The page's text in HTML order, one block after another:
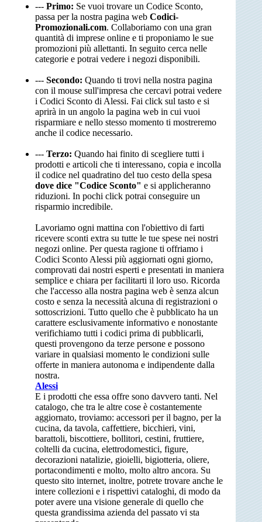
--- Primo: Se vuoi trovare un Codice Sconto,
passa per la nostra pagina web Codici-
Promozionali.com. Collaboriamo con una gran
quantità di imprese online e ti proponiamo le sue
promozioni più allettanti. In seguito cerca nelle
categorie e potrai vedere i negozi disponibili.
--- Secondo: Quando ti trovi nella nostra pagina
con il mouse sull'impresa che cercavi potrai vedere
i Codici Sconto di Alessi. Fai click sul tasto e si
aprirà in un angolo la pagina web in cui vuoi
risparmiare e nello stesso momento ti mostreremo
anche il codice necessario.
--- Terzo: Quando hai finito di scegliere tutti i
prodotti e articoli che ti interessano, copia e incolla
il codice nel quadratino del tuo cesto della spesa
dove dice "Codice Sconto" e si applicheranno
riduzioni. In pochi click potrai conseguire un
risparmio incredibile.
Lavoriamo ogni mattina con l'obiettivo di farti
ricevere sconti extra su tutte le tue spese nei nostri
negozi online. Per questa ragione ti offriamo i
Codici Sconto Alessi più aggiornati ogni giorno,
comprovati dai nostri esperti e presentati in maniera
semplice e chiara per facilitarti il loro uso. Ricorda
che l'accesso alla nostra pagina web è senza alcun
costo e senza la necessità alcuna di registrazioni o
sottoscrizioni. Tutto quello che è pubblicato ha un
carattere esclusivamente informativo e nonostante
verifichiamo tutti i codici prima di pubblicarli,
questi provengono da terze persone e possono
variare in qualsiasi momento le condizioni sulle
offerte in maniera autonoma e indipendente dalla
nostra.
Alessi
E i prodotti che essa offre sono davvero tanti. Nel
catalogo, che tra le altre cose è costantemente
aggiornato, troviamo: accessori per il bagno, per la
cucina, da tavola, caffettiere, bicchieri, vini,
barattoli, biscottiere, bollitori, cestini, fruttiere,
coltelli da cucina, elettrodomestici, figure,
decorazioni natalizie, gioielli, bigiotteria, oliere,
portacondimenti e molto, molto altro ancora. Su
questo sito internet, inoltre, potrete trovare anche le
intere collezioni e i rispettivi cataloghi, di modo da
poter avere una visione generale di quello che
questa grandissima azienda del passato vi sta